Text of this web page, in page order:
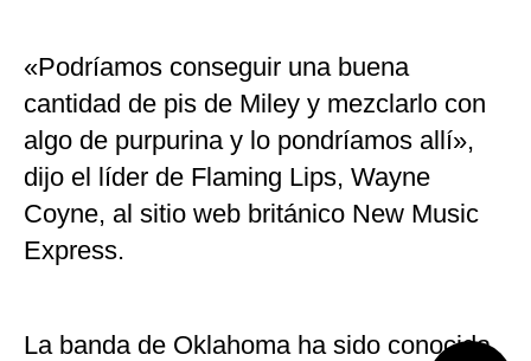
«Podríamos conseguir una buena
cantidad de pis de Miley y mezclarlo con
algo de purpurina y lo pondríamos allí»,
dijo el líder de Flaming Lips, Wayne
Coyne, al sitio web británico New Music
Express.
La banda de Oklahoma ha sido conocida